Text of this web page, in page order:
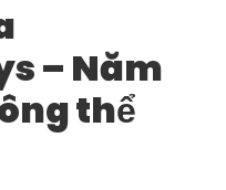
– Năm
thể